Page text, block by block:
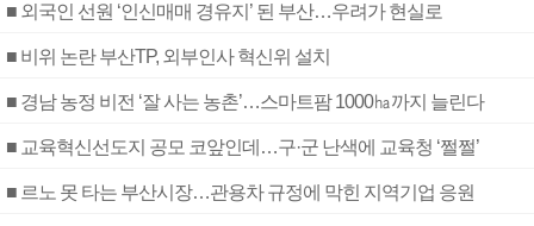
■ 외국인 선원 ‘인신매매 경유지’ 된 부산…우려가 현실로
■ 비위 논란 부산TP, 외부인사 혁신위 설치
■ 경남 농정 비전 ‘잘 사는 농촌’…스마트팜 1000㏊까지 늘린다
■ 교육혁신선도지 공모 코앞인데…구·군 난색에 교육청 ‘쩔쩔’
■ 르노 못 타는 부산시장…관용차 규정에 막힌 지역기업 응원